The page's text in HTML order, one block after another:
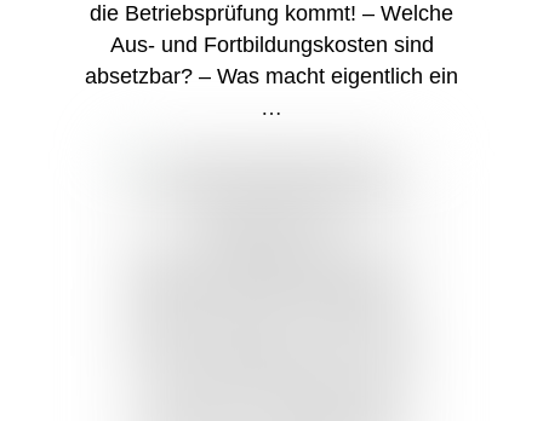
die Betriebsprüfung kommt! – Welche
Aus- und Fortbildungskosten sind
absetzbar? – Was macht eigentlich ein
…